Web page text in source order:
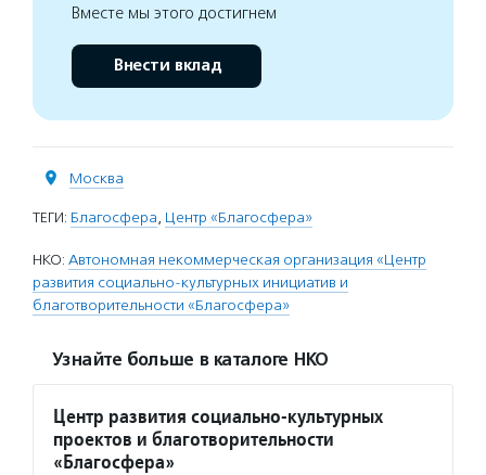
Вместе мы этого достигнем
Внести вклад
Москва
ТЕГИ: Благосфера, Центр «Благосфера»
НКО: Автономная некоммерческая организация «Центр
развития социально-культурных инициатив и
благотворительности «Благосфера»
Узнайте больше в каталоге НКО
Центр развития социально-культурных
проектов и благотворительности
«Благосфера»